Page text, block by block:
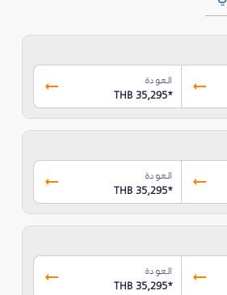
العودة
THB 35,295*
العودة
THB 35,295*
العودة
THB 35,295*